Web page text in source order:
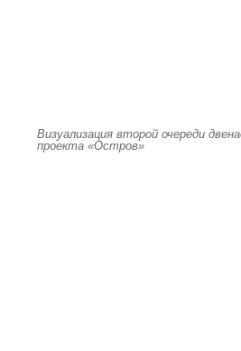
Визуализация второй очереди
проекта «Остров»